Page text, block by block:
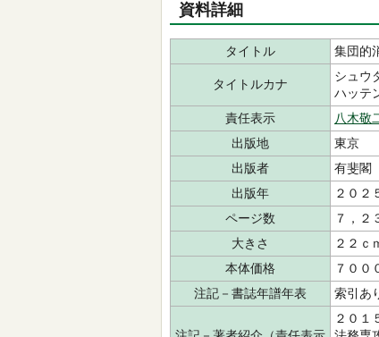
資料詳細
タイトル 集団的
タイトルカナ
シュ
ハッテ
責任表示
八木敬
出版地
東京
出版者
有斐閣
出版年
２０２
ページ数
７，２
大きさ
２２ｃ
本体価格
７００
注記－書誌年譜年表
索引あ
２０１